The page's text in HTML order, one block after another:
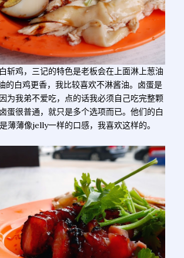
斩鸡，三记的特色是老板会在上面淋上葱油
的白鸡更香，我比较喜欢不淋酱油。卤蛋是
为我弟不爱吃，点的话我必须自己吃完整颗
蛋很普通，就只是多个选项而已。他们的白
薄薄像jelly一样的口感，我喜欢这样的。